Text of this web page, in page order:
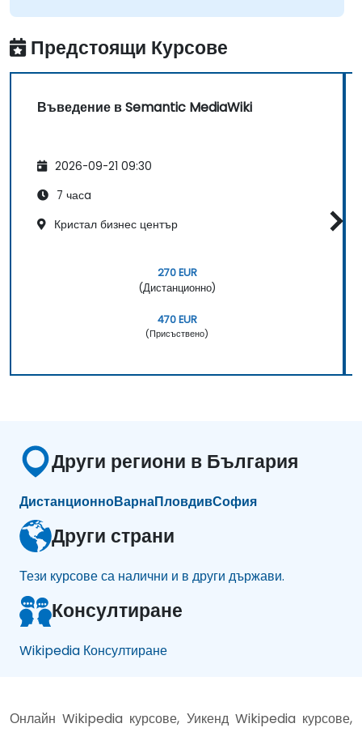
Предстоящи Курсове
Въведение в Semantic MediaWiki
2026-09-21 09:30
7 часa
Кристал бизнес център
270 EUR
(Дистанционно)
470 EUR
(Присъствено)
Други региони в България
ДистанционноВарнаПловдивСофия
Други страни
Тези курсове са налични и в други държави.
Консултиране
Wikipedia Консултиране
Онлайн Wikipedia курсове, Уикенд Wikipedia курсове,